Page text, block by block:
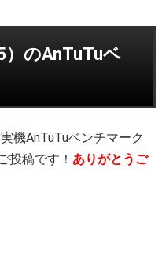
）のAnTuTuベ
機AnTuTuベンチマーク
投稿です！ ありがとうご